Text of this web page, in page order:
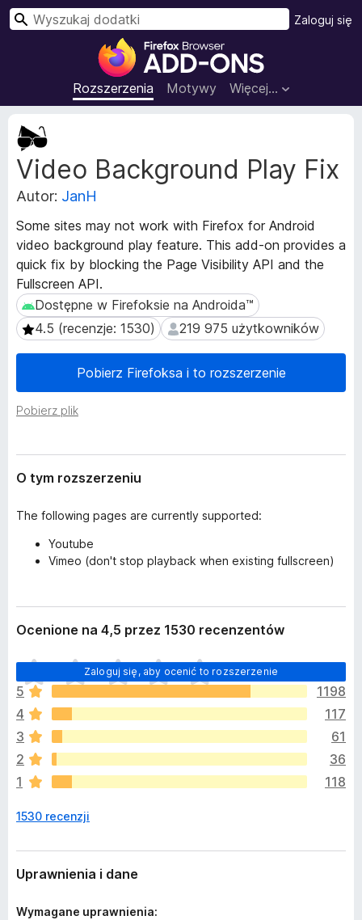
D
o
d
a
i
d
p
r
z
g
l
ą
d
a
r
F
e
Rozszerzenia Motywy Więcej…
Zaloguj się
W
Video Background Play Fix
Autor: JanH
Some sites may not work with Firefox for Android
video background play feature. This add-on provides a
quick fix by blocking the Page Visibility API and the
Fullscreen API.
Dostępne w Firefoksie na Androida™
Dostępne w Firefoksie na Androida™
4.5 (recenzje: 1530)
4.5 (recenzje: 1530) 219 975 użytkowników
219 975 użytkowników
Pobierz Firefoksa i to rozszerzenie
Pobierz plik
M
e
t
a
d
n
e
r
o
z
s
z
e
n
a
O tym rozszerzeniu
The following pages are currently supported:
Youtube
Vimeo (don't stop playback when existing fullscreen)
Ocenione na 4,5 przez 1530 recenzentów
Zaloguj się, aby ocenić to rozszerzenie
N
i
e
m
a
e
s
c
e
o
e
5
1198
4
117
3
61
2
36
1
118
1530 recenzji
Uprawnienia i dane
Wymagane uprawnienia: